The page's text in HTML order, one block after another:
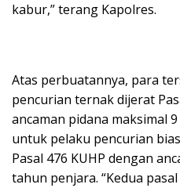
kabur,” terang Kapolres.
Atas perbuatannya, para
pencurian ternak dijerat
ancaman pidana maksimal
untuk pelaku pencurian
Pasal 476 KUHP dengan
tahun penjara. “Kedua